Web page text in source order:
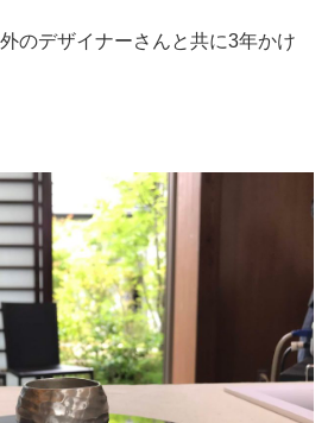
のデザイナーさんと共に3年かけ